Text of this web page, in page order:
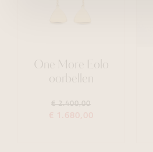
One More Eolo
oorbellen
€ 2.400,00